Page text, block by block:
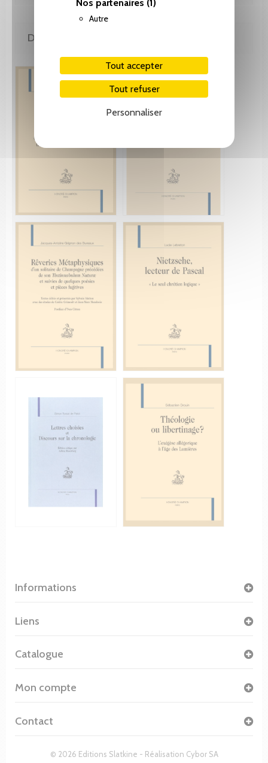
Nos partenaires (1)
Autre
Tout accepter
Tout refuser
Personnaliser
DE LA MÊME COLLECTION
Informations
© 2026 Editions Slatkine - Réalisation Cybor SA
Liens
Catalogue
Mon compte
Contact